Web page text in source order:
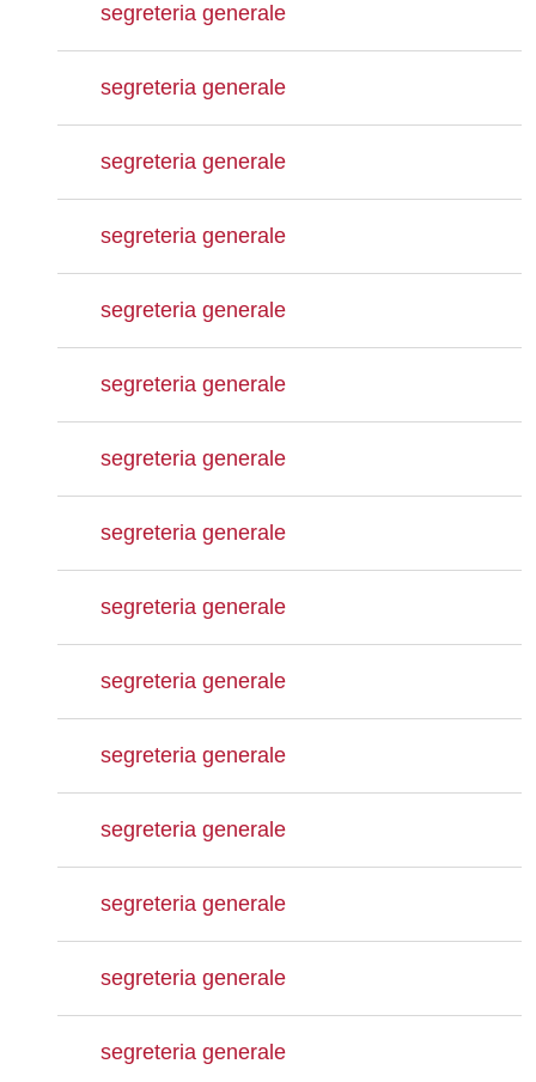
segreteria generale
segreteria generale
segreteria generale
segreteria generale
segreteria generale
segreteria generale
segreteria generale
segreteria generale
segreteria generale
segreteria generale
segreteria generale
segreteria generale
segreteria generale
segreteria generale
segreteria generale